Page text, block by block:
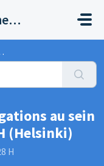
Helpdesk Biocides | Chemicals | Products
au sein
(Helsinki)
H